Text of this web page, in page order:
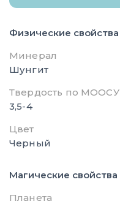
Физические свойства
Минерал
Шунгит
Твердость по МООСУ
3,5-4
Цвет
Черный
Магические свойства
Планета